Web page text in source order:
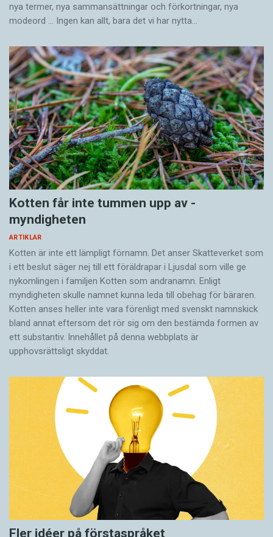
nya termer, nya samman­sättningar och förkortningar, nya
modeord … Ingen kan allt, bara det vi har nytta…
Kotten får inte tummen upp av ­
myndigheten
ARTIKLAR
Kotten är inte ett lämpligt förnamn. Det anser Skatte­verket som
i ett beslut säger nej till ett föräldra­par i Ljusdal som ville ge
nykomlingen i familjen Kotten som andranamn. Enligt
myndigheten skulle namnet kunna leda till obehag för bäraren.
Kotten anses heller inte vara förenligt med svenskt namnskick
bland annat eftersom det rör sig om den bestämda formen av
ett substantiv. Innehållet på denna webbplats är
upphovsrättsligt skyddat.
Fler idéer på förstaspråket